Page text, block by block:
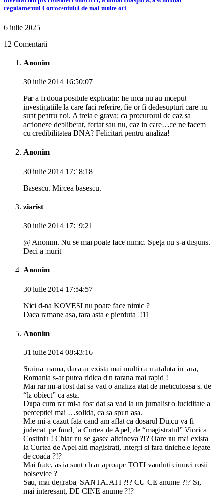
regulamentul Cotroceniului de mai multe ori
6 iulie 2025
12 Comentarii
Anonim
30 iulie 2014 16:50:07
Par a fi doua posibile explicatii: fie inca nu au inceput
investigatiile la care faci referire, fie or fi dedesupturi care nu
sunt pentru noi. A treia e grava: ca procurorul de caz sa
actioneze depliberat, fortat sau nu, caz in care…ce ne facem
cu credibilitatea DNA? Felicitari pentru analiza!
Anonim
30 iulie 2014 17:18:18
Basescu. Mircea basescu.
ziarist
30 iulie 2014 17:19:21
@ Anonim. Nu se mai poate face nimic. Speța nu s-a disjuns.
Deci a murit.
Anonim
30 iulie 2014 17:54:57
Nici d-na KOVESI nu poate face nimic ?
Daca ramane asa, tara asta e pierduta !!11
Anonim
31 iulie 2014 08:43:16
Sorina mama, daca ar exista mai multi ca mataluta in tara,
Romania s-ar putea ridica din tarana mai rapid !
Mai rar mi-a fost dat sa vad o analiza atat de meticuloasa si de
“la obiect” ca asta.
Dupa cum rar mi-a fost dat sa vad la un jurnalist o luciditate a
perceptiei mai …solida, ca sa spun asa.
Mie mi-a cazut fata cand am aflat ca dosarul Duicu va fi
judecat, pe fond, la Curtea de Apel, de “magistratul” Viorica
Costiniu ! Chiar nu se gasea altcineva ?!? Oare nu mai exista
la Curtea de Apel alti magistrati, integri si fara tinichele legate
de coada ?!?
Mai frate, astia sunt chiar aproape TOTI vanduti ciumei rosii
bolsevice ?
Sau, mai degraba, SANTAJATI ?!? CU CE anume ?!? Si,
mai interesant, DE CINE anume ?!?